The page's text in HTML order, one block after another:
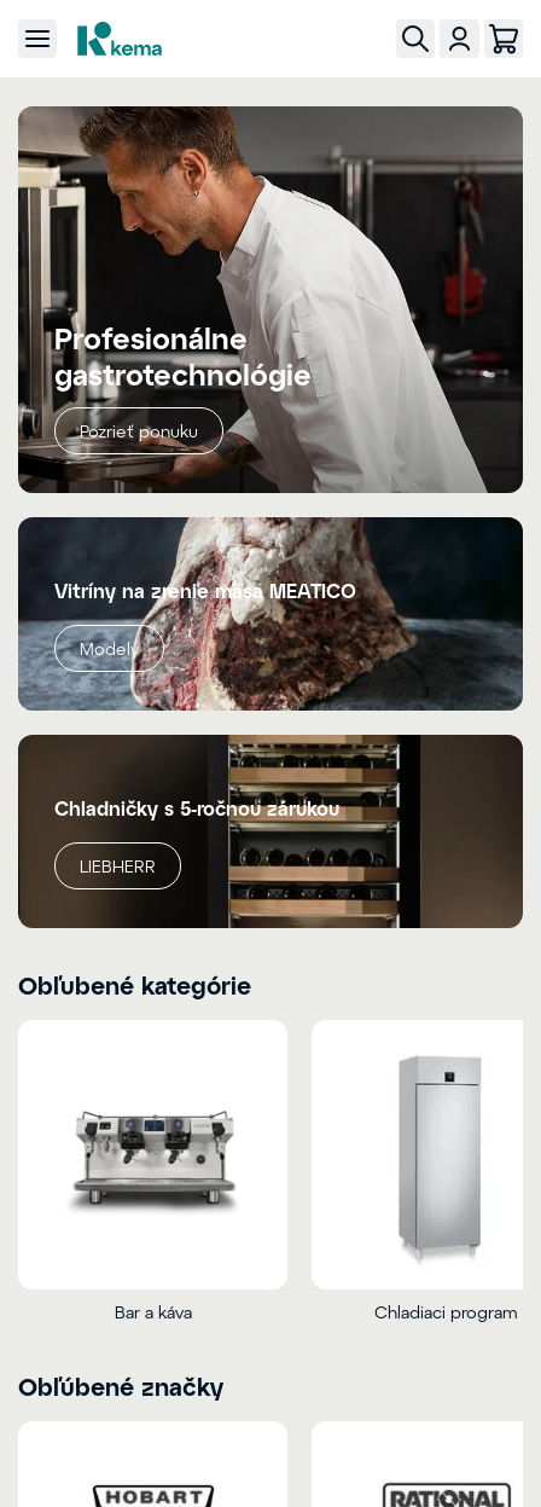
Profesionálne
gastrotechnológie
Pozrieť ponuku
Vitríny na zrenie mäsa MEATICO
Modely
Chladničky s 5-ročnou zárukou
LIEBHERR
Obľubené kategórie
Bar a káva Chladiaci program
Obľúbené značky